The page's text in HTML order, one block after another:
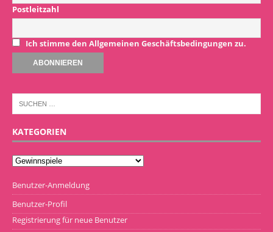
Postleitzahl
Ich stimme den Allgemeinen Geschäftsbedingungen zu.
KATEGORIEN
Benutzer-Anmeldung
Benutzer-Profil
Registrierung für neue Benutzer